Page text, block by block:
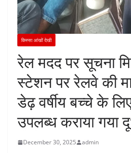
किस्सा आंखों देखी
रेल मदद पर सूचना
स्टेशन पर रेलवे की
डेढ़ वर्षीय बच्चे के
उपलब्ध कराया गया
December 30, 2025 admin